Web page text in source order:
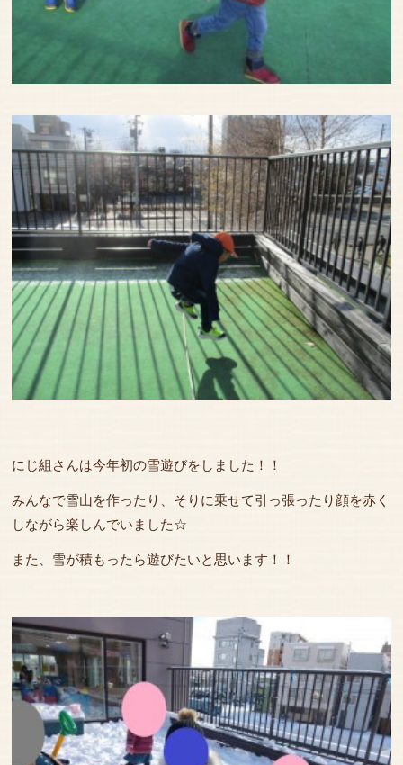
にじ組さんは今年初の雪遊びをしました！！
みんなで雪山を作ったり、そりに乗せて引っ張ったり顔を赤く
しながら楽しんでいました☆
また、雪が積もったら遊びたいと思います！！